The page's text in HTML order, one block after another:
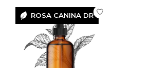
ROSA CANINA DR
ROSA